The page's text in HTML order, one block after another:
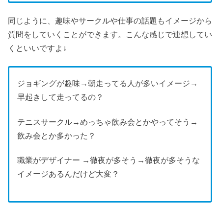
同じように、趣味やサークルや仕事の話題もイメージから
質問をしていくことができます。こんな感じで連想してい
くといいですよ↓
ジョギングが趣味→朝走ってる人が多いイメージ→
早起きして走ってるの？
テニスサークル→めっちゃ飲み会とかやってそう→
飲み会とか多かった？
職業がデザイナー →徹夜が多そう→徹夜が多そうな
イメージあるんだけど大変？